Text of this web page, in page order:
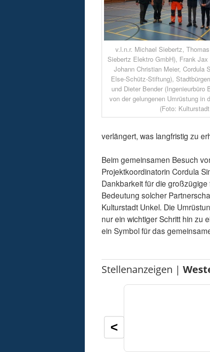
v.l.n.r. Michael Siebertz,
Siebertz Elektro GmbH), Frank
Johann Christian Meier, Cordula
Else-Schütz-Stiftung),
und Dieter Bender (Ingenieurbüro
von der gelungenen Umrüstung in
(Foto:
verlängert, was langfristig zu
Beim gemeinsamen Besuch
Projektkoordinatorin Cordula
Dankbarkeit für die
Bedeutung solcher
Kulturstadt Unkel. Die
nur ein wichtiger Schritt hin zu
ein Symbol für das
Stellenanzeigen |
<